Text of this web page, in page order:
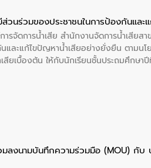
ส่วนร่วมของประชาชนในการป้องกันแล
ดการน้ำเสีย สำนักงานจัดการน้ำเสียสา
และแก้ไขปัญหาน้ำเสียอย่างยั่งยืน ตามน
สียเบื้องต้น ให้กับนักเรียนชั้นประถมศึกษ
มลงนามบันทึกความร่วมมือ (MOU) กั